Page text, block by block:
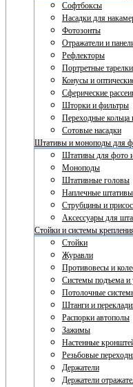
Софтбоксы
Насадки для
Фотозонты
Отражатели и
Рефлекторы
Портретные тарелки
Конусы и
Сферические
Шторки и фильтры
Переходные кольца
Сотовые насадки
Штативы и моноподы для
Штативы для фото
Моноподы
Штативные головы
Наплечные
Струбцины и
Аксессуары для
Стойки и системы
Стойки
Журавли
Противовесы и
Системы подъема и
Потолочные
Штанги и
Распорки автополы
Зажимы
Настенные
Резьбовые
Держатели
Держатели